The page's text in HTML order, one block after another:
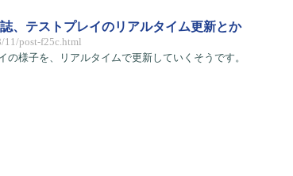
、テストプレイのリアルタイム更新とか
11/post-f25c.html
の様子を、リアルタイムで更新していくそうです。